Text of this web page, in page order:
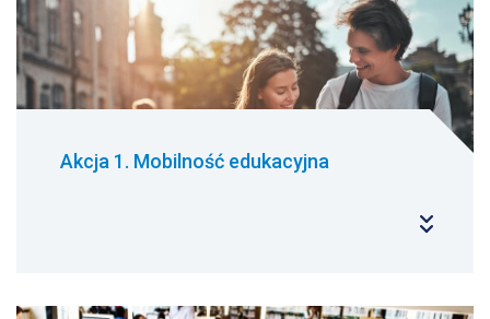
Akcja 1. Mobilność edukacyjna